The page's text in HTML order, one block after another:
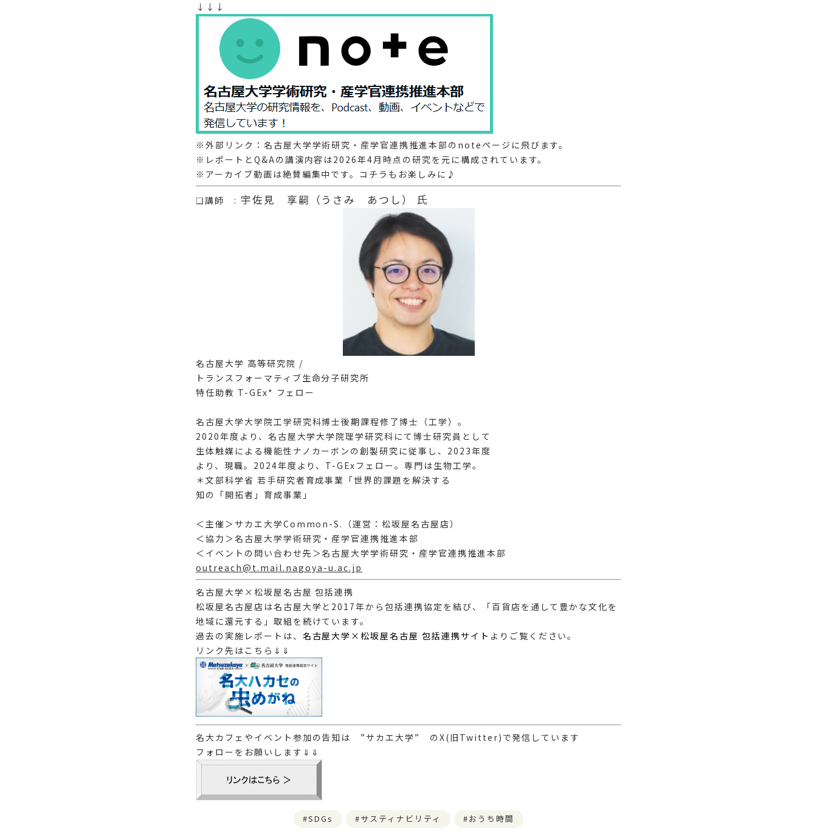
↓↓↓
※外部リンク：名古屋大学学術研究・産学官連携推進本部のnoteページに飛びます。
※レポートとQ&Aの講演内容は2026年4月時点の研究を元に構成されています。
※アーカイブ動画は絶賛編集中です。コチラもお楽しみに♪
❏講師 : 宇佐見 享嗣（うさみ あつし） 氏
名古屋大学 高等研究院 /
トランスフォーマティブ生命分子研究所
特任助教 T-GEx* フェロー
名古屋大学大学院工学研究科博士後期課程修了博士（工学）。
2020年度より、名古屋大学大学院理学研究科にて博士研究員として
生体触媒による機能性ナノカーボンの創製研究に従事し、2023年度
より、現職。2024年度より、T-GExフェロー。専門は生物工学。
＊文部科学省 若手研究者育成事業「世界的課題を解決する
知の「開拓者」育成事業」
＜主催＞サカエ大学Common-S.（運営：松坂屋名古屋店）
＜協力＞名古屋大学学術研究・産学官連携推進本部
＜イベントの問い合わせ先＞名古屋大学学術研究・産学官連携推進本部
outreach@t.mail.nagoya-u.ac.jp
名古屋大学×松坂屋名古屋 包括連携
松坂屋名古屋店は名古屋大学と2017年から包括連携協定を結び、「百貨店を通して豊かな文化を
地域に還元する」取組を続けています。
過去の実施レポートは、 名古屋大学×松坂屋名古屋 包括連携サイト よりご覧ください。
リンク先はこちら⇓⇓
名大カフェやイベント参加の告知は ”サカエ大学” のX(旧Twitter)で発信しています
フォローをお願いします⇓⇓
SDGs サスティナビリティ おうち時間